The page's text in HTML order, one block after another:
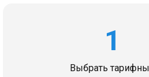
1
Выбрать